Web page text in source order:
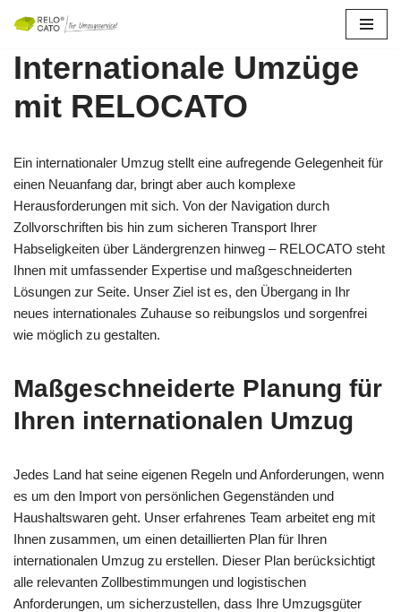
Inhalt
springen
Internationale Umzüge
mit RELOCATO
Ein internationaler Umzug stellt eine aufregende Gelegenheit für
einen Neuanfang dar, bringt aber auch komplexe
Herausforderungen mit sich. Von der Navigation durch
Zollvorschriften bis hin zum sicheren Transport Ihrer
Habseligkeiten über Ländergrenzen hinweg – RELOCATO steht
Ihnen mit umfassender Expertise und maßgeschneiderten
Lösungen zur Seite. Unser Ziel ist es, den Übergang in Ihr
neues internationales Zuhause so reibungslos und sorgenfrei
wie möglich zu gestalten.
Maßgeschneiderte Planung für
Ihren internationalen Umzug
Jedes Land hat seine eigenen Regeln und Anforderungen, wenn
es um den Import von persönlichen Gegenständen und
Haushaltswaren geht. Unser erfahrenes Team arbeitet eng mit
Ihnen zusammen, um einen detaillierten Plan für Ihren
internationalen Umzug zu erstellen. Dieser Plan berücksichtigt
alle relevanten Zollbestimmungen und logistischen
Anforderungen, um sicherzustellen, dass Ihre Umzugsgüter